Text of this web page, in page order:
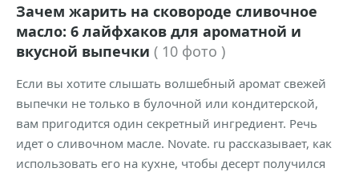
Зачем жарить на сковороде сливочное
масло: 6 лайфхаков для ароматной и
вкусной выпечки ( 10 фото )
Если вы хотите слышать волшебный аромат свежей
выпечки не только в булочной или кондитерской,
вам пригодится один секретный ингредиент. Речь
идет о сливочном масле. Novate. ru рассказывает, как
использовать его на кухне, чтобы десерт получился